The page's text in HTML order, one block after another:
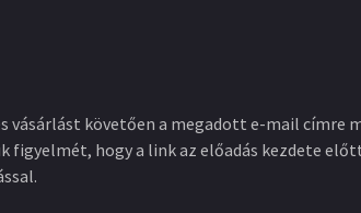
vásárlást követően a megadott e-mail
figyelmét, hogy a link az előadás kezdete